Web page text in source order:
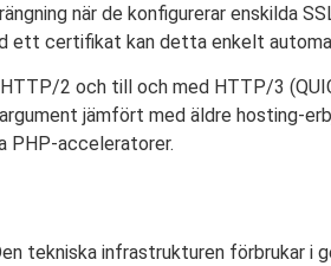
när de konfigurerar enskilda
certifikat kan detta enkelt
2 och till och med HTTP/3
jämfört med äldre hosting-
PHP-acceleratorer.
tekniska infrastrukturen förbrukar i